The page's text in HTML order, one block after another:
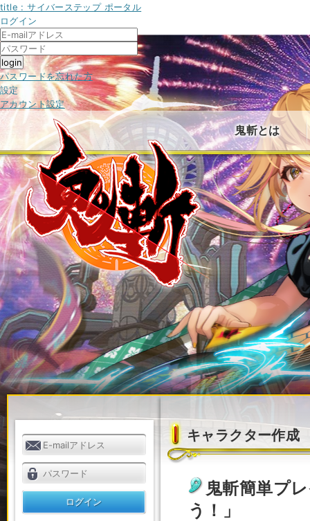
title : サイバーステップ ポータル
ログイン
パスワードを忘れた方
設定
アカウント設定
鬼斬とは
キャラクター作成
鬼斬簡単プ
う！」